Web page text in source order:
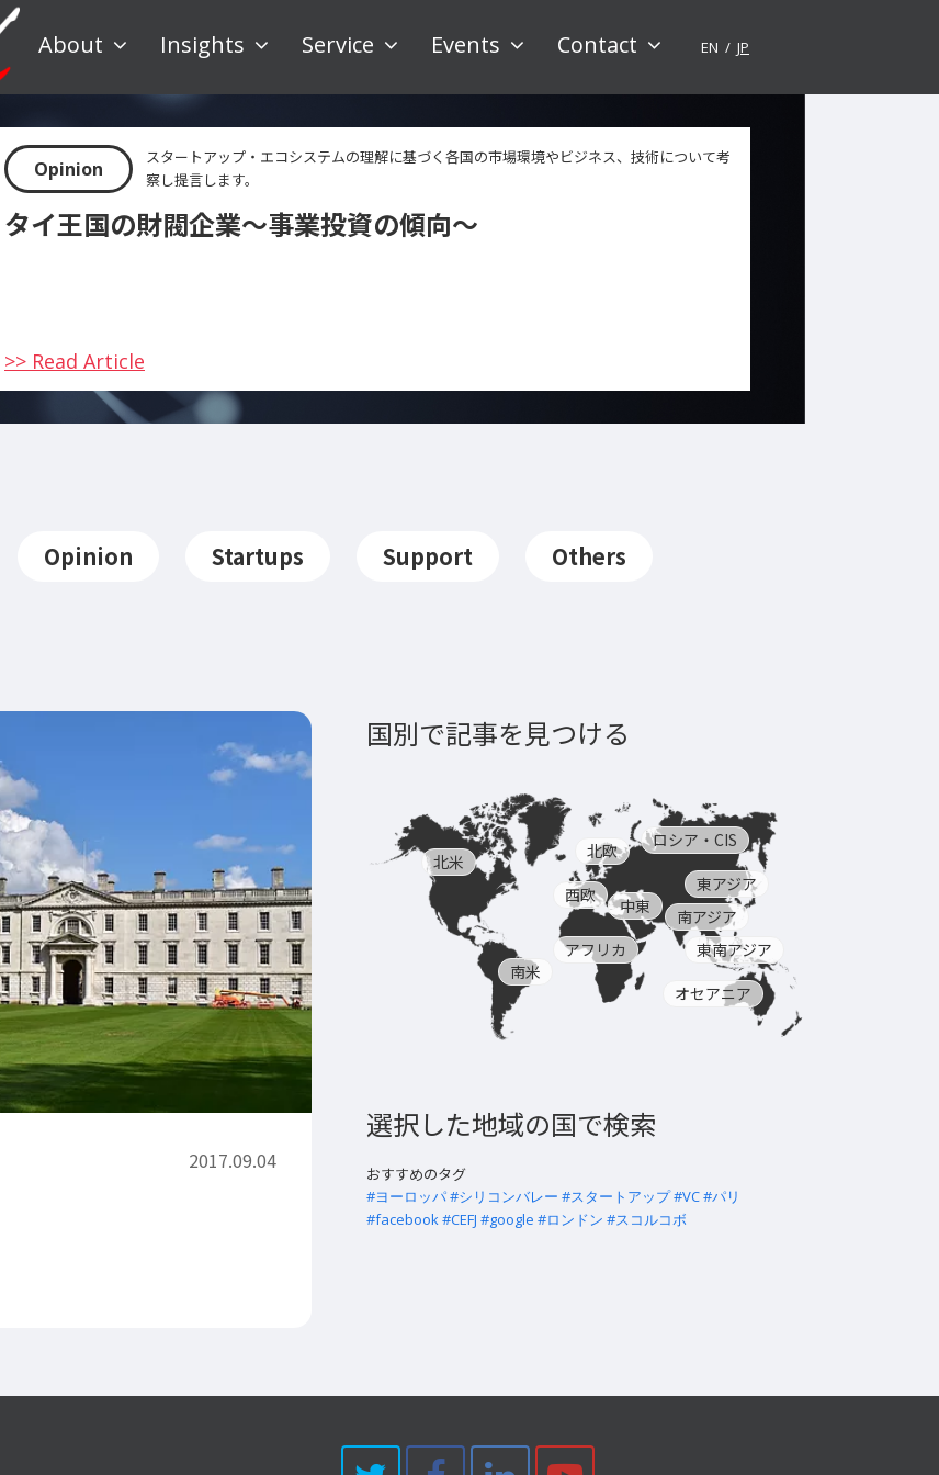
About Insights Service Events Contact EN JP
Opinion
スタートアップ・エコシステムの理解に基づく各国の市場環境やビジネス、技術について考
察し提言します。
タイ王国の財閥企業〜事業投資の傾向〜
>> Read Article
Opinion Startups Support Others
2017.09.04
国別で記事を見つける
北米
南米
西欧
北欧
アフリカ
中東
ロシア・CIS
東アジア
南アジア
東南アジア
オセアニア
選択した地域の国で検索
おすすめのタグ
#ヨーロッパ#シリコンバレー #スタートアップ#VC#パリ
#facebook#CEFJ #google #ロンドン #スコルコボ